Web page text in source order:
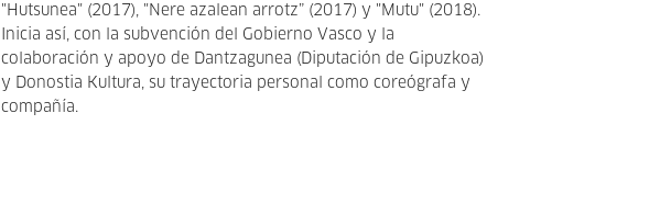
"Hutsunea" (2017), "Nere azalean arrotz” (2017) y "Mutu" (2018).
Inicia así, con la subvención del Gobierno Vasco y la
colaboración y apoyo de Dantzagunea (Diputación de Gipuzkoa)
y Donostia Kultura, su trayectoria personal como coreógrafa y
compañía.